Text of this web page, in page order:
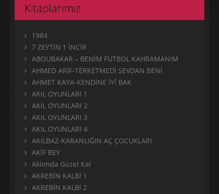
Kitaplarımız
1984
7 ZEYTİN 1 İNCİR
ABOUBAKAR – BENİM FUTBOL KAHRAMANIM
AHMED ARİF-TERKETMEDİ SEVDAN BENİ
AHMET KAYA-KENDİNE İYİ BAK
AKIL OYUNLARI 1
AKIL OYUNLARI 2
AKIL OYUNLARI 3
AKIL OYUNLARI 4
AKILBAZ-KARANLIĞIN AÇ ÇOCUKLARI
AKİF BEY
Aklımda Güzel Kal
AKREBİN KALBİ 1
AKREBİN KALBİ 2